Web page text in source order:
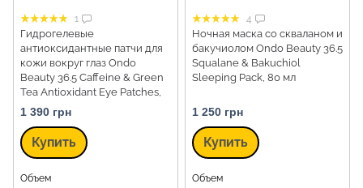
1
Гидрогелевые
антиоксидантные патчи для
кожи вокруг глаз Ondo
Beauty 36.5 Caffeine & Green
Tea Antioxidant Eye Patches,
60 шт
1 390 грн
Купить
Объем
4
Ночная маска со скваланом и
бакучиолом Ondo Beauty 36.5
Squalane & Bakuchiol
Sleeping Pack, 80 мл
1 250 грн
Купить
Объем